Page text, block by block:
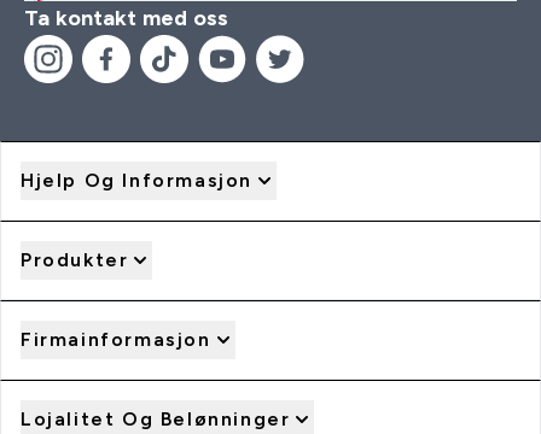
Ta kontakt med oss
Hjelp Og Informasjon
Produkter
Firmainformasjon
Lojalitet Og Belønninger